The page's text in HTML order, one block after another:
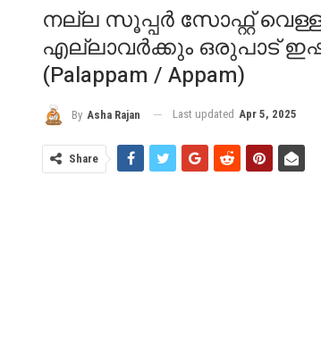
നല്ല സൂപ്പർ സോഫ്റ്റ്
എല്ലാവർക്കും ഒരുപാട്
(Palappam / Appam)
By Asha Rajan Last updated Apr 5, 2025
Share